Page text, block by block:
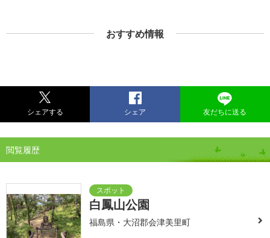
おすすめ情報
シェアする シェア 友だちに送る
閲覧履歴
白鳳山公園
福島県・大沼郡会津美里町